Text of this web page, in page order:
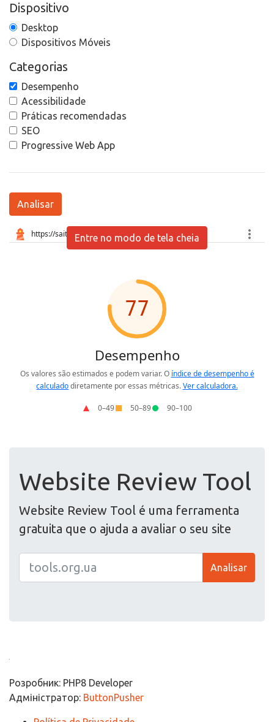
Dispositivo
Desktop
Dispositivos Móveis
Categorias
Desempenho
Acessibilidade
Práticas recomendadas
SEO
Progressive Web App
Analisar
Entre no modo de tela cheia
Website Review Tool
Website Review Tool é uma ferramenta
gratuita que o ajuda a avaliar o seu site
Analisar
Розробник: PHP8 Developer
Адміністратор: ButtonPusher